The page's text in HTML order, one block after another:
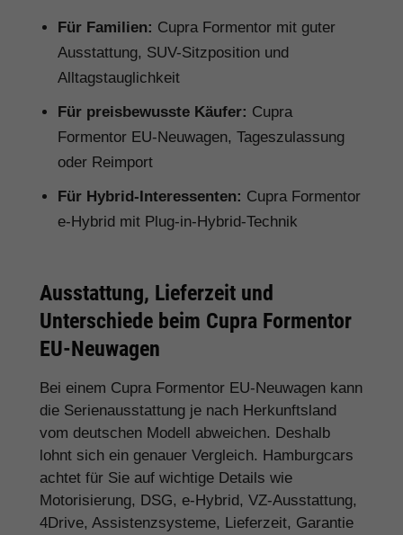
Für Familien: Cupra Formentor mit guter
Ausstattung, SUV-Sitzposition und
Alltagstauglichkeit
Für preisbewusste Käufer: Cupra
Formentor EU-Neuwagen, Tageszulassung
oder Reimport
Für Hybrid-Interessenten: Cupra Formentor
e-Hybrid mit Plug-in-Hybrid-Technik
Ausstattung, Lieferzeit und
Unterschiede beim Cupra Formentor
EU-Neuwagen
Bei einem Cupra Formentor EU-Neuwagen kann
die Serienausstattung je nach Herkunftsland
vom deutschen Modell abweichen. Deshalb
lohnt sich ein genauer Vergleich. Hamburgcars
achtet für Sie auf wichtige Details wie
Motorisierung, DSG, e-Hybrid, VZ-Ausstattung,
4Drive, Assistenzsysteme, Lieferzeit, Garantie